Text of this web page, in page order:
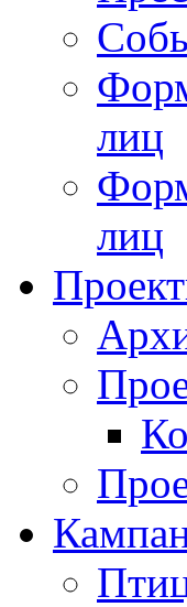
лиц
лиц